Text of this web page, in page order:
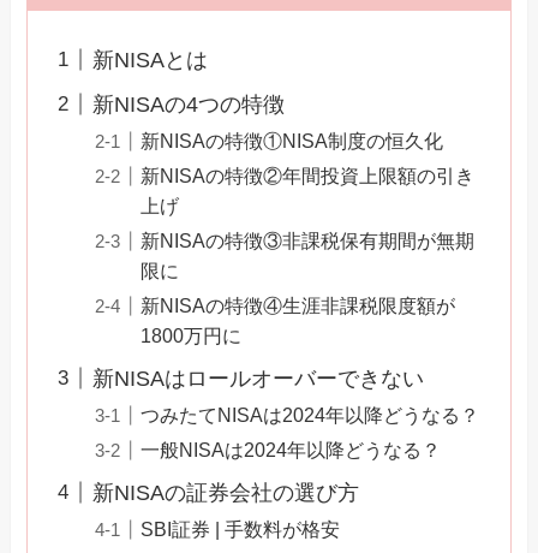
新NISAとは
新NISAの4つの特徴
新NISAの特徴①NISA制度の恒久化
新NISAの特徴②年間投資上限額の引き
上げ
新NISAの特徴③非課税保有期間が無期
限に
新NISAの特徴④生涯非課税限度額が
1800万円に
新NISAはロールオーバーできない
つみたてNISAは2024年以降どうなる？
一般NISAは2024年以降どうなる？
新NISAの証券会社の選び方
SBI証券 | 手数料が格安